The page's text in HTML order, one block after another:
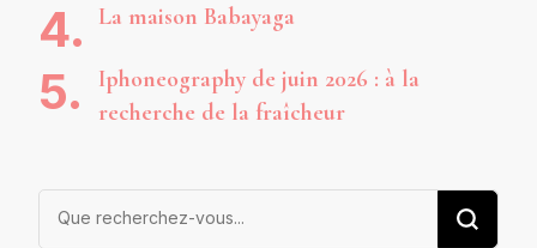
La maison Babayaga
Iphoneography de juin 2026 : à la
recherche de la fraîcheur
Vous